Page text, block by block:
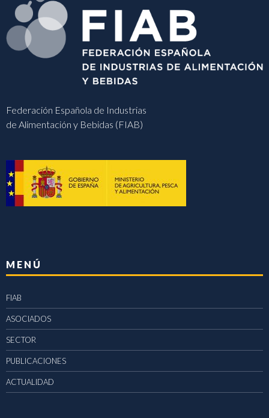
Federación Española de Industrias
de Alimentación y Bebidas (FIAB)
MENÚ
FIAB
ASOCIADOS
SECTOR
PUBLICACIONES
ACTUALIDAD